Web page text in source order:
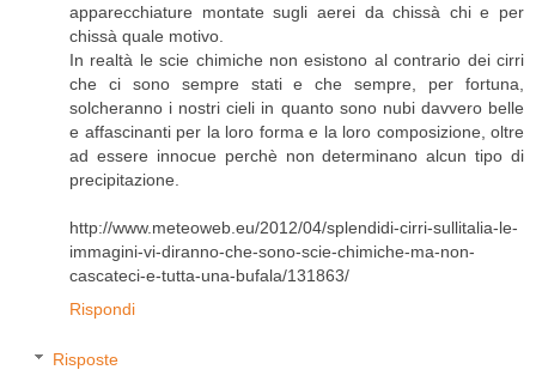
apparecchiature montate sugli aerei da chissà chi e per
chissà quale motivo.
In realtà le scie chimiche non esistono al contrario dei cirri
che ci sono sempre stati e che sempre, per fortuna,
solcheranno i nostri cieli in quanto sono nubi davvero belle
e affascinanti per la loro forma e la loro composizione, oltre
ad essere innocue perchè non determinano alcun tipo di
precipitazione.
http://www.meteoweb.eu/2012/04/splendidi-cirri-sullitalia-le-
immagini-vi-diranno-che-sono-scie-chimiche-ma-non-
cascateci-e-tutta-una-bufala/131863/
Rispondi
Risposte